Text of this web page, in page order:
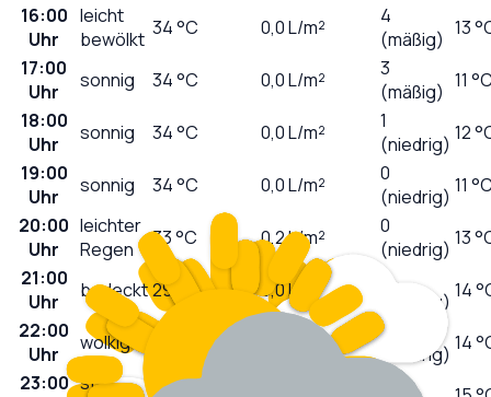
16:00
Uhr
leicht
bewölkt 34°C 0,0L/m²
4
(mäßig) 13
17:00
Uhr
sonnig 34°C 0,0L/m²
3
(mäßig) 11
18:00
Uhr
sonnig 34°C 0,0L/m²
1
(niedrig) 12
19:00
Uhr
sonnig 34°C 0,0L/m²
0
(niedrig) 11
20:00
Uhr
leichter
Regen
33°C 0,2L/m²
0
(niedrig) 13
21:00
Uhr
bedeckt29 °C 0,0L/m²
(niedrig) 14
22:00
Uhr
wolkig
0
(niedrig) 14
23:00 stark